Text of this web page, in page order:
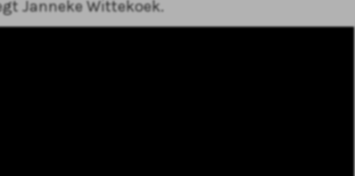
Janneke Wittekoek.